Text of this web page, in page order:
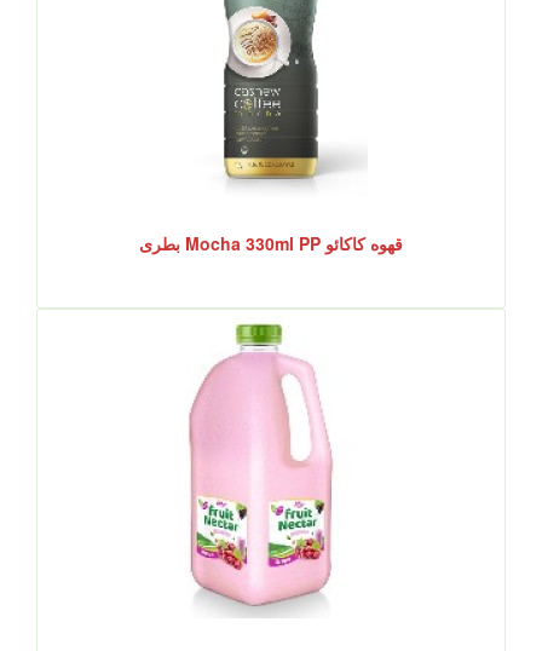
قهوه کاکائو Mocha 330ml PP بطری